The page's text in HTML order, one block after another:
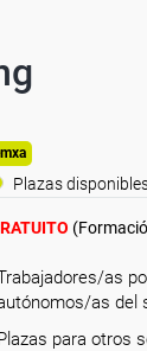
Plazas
as
as del
para otros